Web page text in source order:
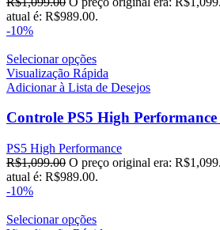
atual é: R$989.00.
-10%
Selecionar opções
Visualização Rápida
Adicionar à Lista de Desejos
Controle PS5 High
PS5 High Performance
R$1,099.00 O preço original era:
atual é: R$989.00.
-10%
Selecionar opções